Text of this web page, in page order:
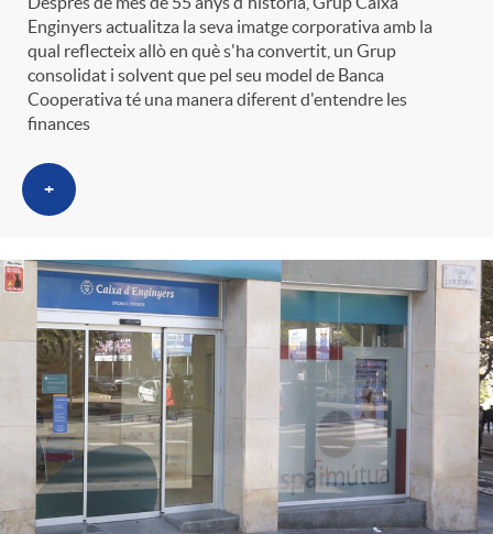
Enginyers actualitza la seva imatge corporativa amb la
qual reflecteix allò en què s'ha convertit, un Grup
consolidat i solvent que pel seu model de Banca
Cooperativa té una manera diferent d'entendre les
finances
+